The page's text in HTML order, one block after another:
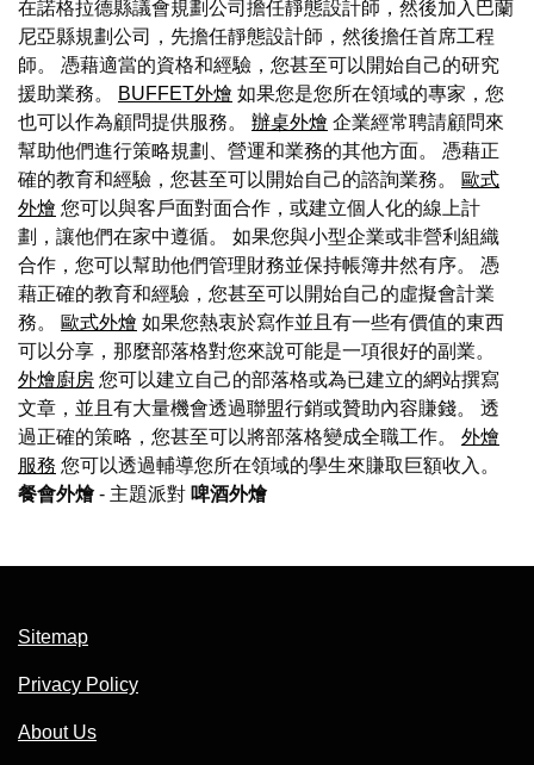
在諾格拉德縣議會規劃公司擔任靜態設計師，然後加入巴蘭
尼亞縣規劃公司，先擔任靜態設計師，然後擔任首席工程
師。 憑藉適當的資格和經驗，您甚至可以開始自己的研究
援助業務。
BUFFET外燴 如果您是您所在領域的專家，您
也可以作為顧問提供服務。 辦桌外燴 企業經常聘請顧問來
幫助他們進行策略規劃、營運和業務的其他方面。 憑藉正
確的教育和經驗，您甚至可以開始自己的諮詢業務。
歐式
外燴 您可以與客戶面對面合作，或建立個人化的線上計
劃，讓他們在家中遵循。 如果您與小型企業或非營利組織
合作，您可以幫助他們管理財務並保持帳簿井然有序。 憑
藉正確的教育和經驗，您甚至可以開始自己的虛擬會計業
務。
歐式外燴 如果您熱衷於寫作並且有一些有價值的東西
可以分享，那麼部落格對您來說可能是一項很好的副業。
外燴廚房 您可以建立自己的部落格或為已建立的網站撰寫
文章，並且有大量機會透過聯盟行銷或贊助內容賺錢。 透
過正確的策略，您甚至可以將部落格變成全職工作。 外燴
服務 您可以透過輔導您所在領域的學生來賺取巨額收入。
餐會外燴 - 主題派對 啤酒外燴
Sitemap
Privacy Policy
About Us